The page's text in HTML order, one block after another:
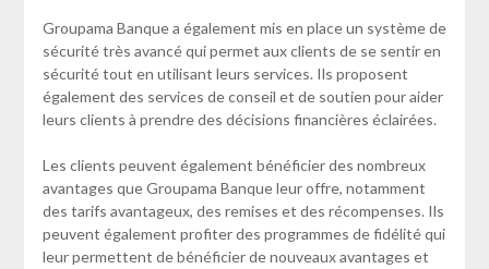
Groupama Banque a également mis en place un système de
sécurité très avancé qui permet aux clients de se sentir en
sécurité tout en utilisant leurs services. Ils proposent
également des services de conseil et de soutien pour aider
leurs clients à prendre des décisions financières éclairées.
Les clients peuvent également bénéficier des nombreux
avantages que Groupama Banque leur offre, notamment
des tarifs avantageux, des remises et des récompenses. Ils
peuvent également profiter des programmes de fidélité qui
leur permettent de bénéficier de nouveaux avantages et